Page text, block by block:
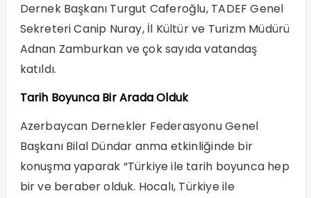
Dernek Başkanı Turgut Caferoğlu, TADEF Genel
Sekreteri Canip Nuray, İl Kültür ve Turizm Müdürü
Adnan Zamburkan ve çok sayıda vatandaş
katıldı.
Tarih Boyunca Bir Arada Olduk
Azerbaycan Dernekler Federasyonu Genel
Başkanı Bilal Dündar anma etkinliğinde bir
konuşma yaparak “Türkiye ile tarih boyunca hep
bir ve beraber olduk. Hocalı, Türkiye ile